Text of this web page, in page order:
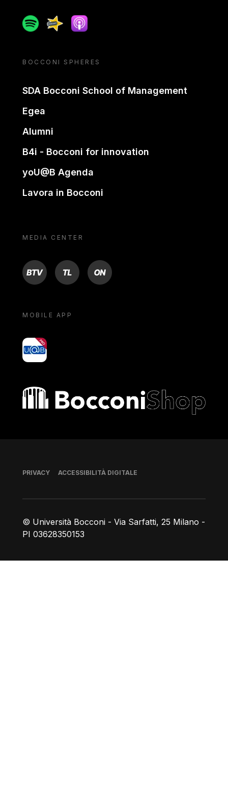
SpotifySpreakerApple podcast
BOCCONI SPHERES
SDA Bocconi School of Management
Egea
Alumni
B4i - Bocconi for innovation
yoU@B Agenda
Lavora in Bocconi
MEDIA CENTER
BTV TL ON
MOBILE APP
yoU@B
Bocconi shop
© Università Bocconi - Via Sarfatti, 25 Milano -
PI 03628350153
Piè di pagina
PRIVACY ACCESSIBILITÀ DIGITALE